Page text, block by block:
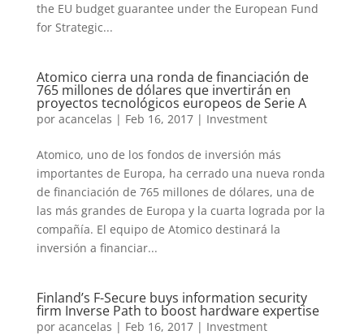
the EU budget guarantee under the European Fund
for Strategic...
Atomico cierra una ronda de financiación de
765 millones de dólares que invertirán en
proyectos tecnológicos europeos de Serie A
por acancelas | Feb 16, 2017| Investment
Atomico, uno de los fondos de inversión más
importantes de Europa, ha cerrado una nueva ronda
de financiación de 765 millones de dólares, una de
las más grandes de Europa y la cuarta lograda por la
compañía. El equipo de Atomico destinará la
inversión a financiar...
Finland’s F-Secure buys information security
firm Inverse Path to boost hardware expertise
por acancelas | Feb 16, 2017| Investment